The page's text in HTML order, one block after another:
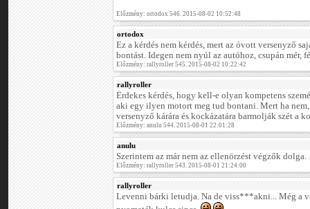
Előzmény: ortodox 546. 2015-08-02 10:52:48
ortodox
Ez a kérdés nem kérdés, mert az óvott versenyző
bontást. Idegen nem nyúl az autóhoz, csupán mér,
Előzmény: rallyroller 545. 2015-08-02 10:22:42
rallyroller
Érdekes kérdés, hogy kell-e olyan kompetens
aki egy ilyen motort meg tud bontani. Mert ha
versenyző kárára és kockázatára barmolják szét a
Előzmény: anulu 544. 2015-08-01 22:01:28
anulu
Szerintem az már nem az ellenörzést végzők dolga.
Előzmény: rallyroller 543. 2015-08-01 21:24:00
rallyroller
Levenni bárki letudja. Na de viss***akni... Még a